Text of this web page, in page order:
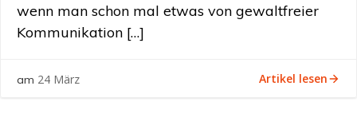
wenn man schon mal etwas von gewaltfreier
Kommunikation […]
am 24 März Artikel lesen